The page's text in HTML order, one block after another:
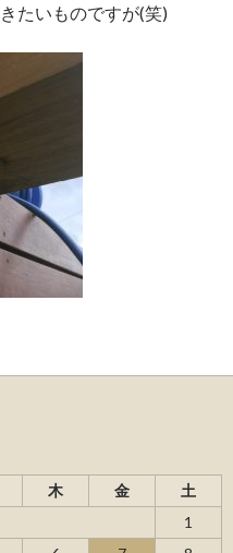
たいものですが(笑)
木 金
土
1